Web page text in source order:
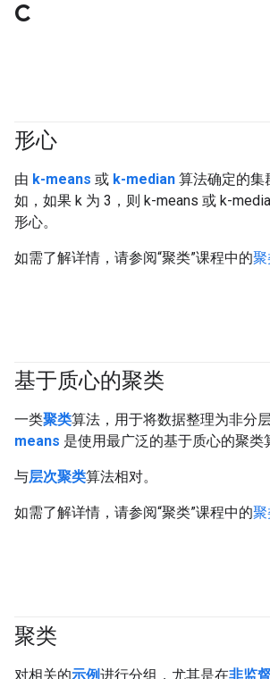
C
形心
由 k-means 或 k-median 算法确定的集
如，如果 k 为 3，则 k-means 或 k-
形心。
如需了解详情，请参阅“聚类”课程中的
基于质心的聚类
一类聚类算法，用于将数据整理为非分层
means 是使用最广泛的基于质心的聚类
与层次聚类算法相对。
如需了解详情，请参阅“聚类”课程中的
聚类
对相关的示例进行分组，尤其是在非监